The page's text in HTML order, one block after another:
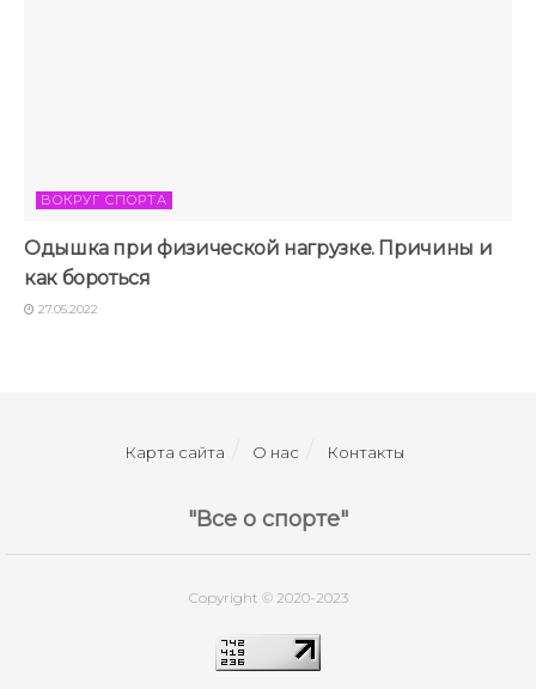
ВОКРУГ СПОРТА
Одышка при физической нагрузке. Причины и
как бороться
27.05.2022
Карта сайта О нас Контакты
"Все о спорте"
Copyright © 2020-2023